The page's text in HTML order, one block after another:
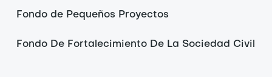
Fondo de Pequeños Proyectos
Fondo De Fortalecimiento De La Sociedad Civil